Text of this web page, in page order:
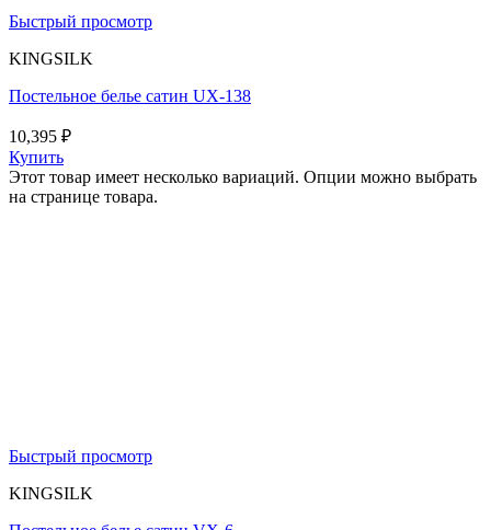
Быстрый просмотр
KINGSILK
Постельное белье сатин UX-138
10,395 ₽
Купить
Этот товар имеет несколько вариаций. Опции можно выбрать
на странице товара.
Быстрый просмотр
KINGSILK